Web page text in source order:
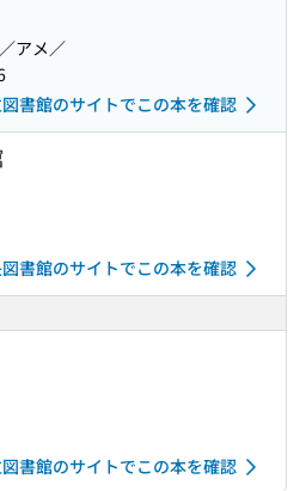
アメ／
書館のサイトでこの本を確認
書館のサイトでこの本を確認
書館のサイトでこの本を確認